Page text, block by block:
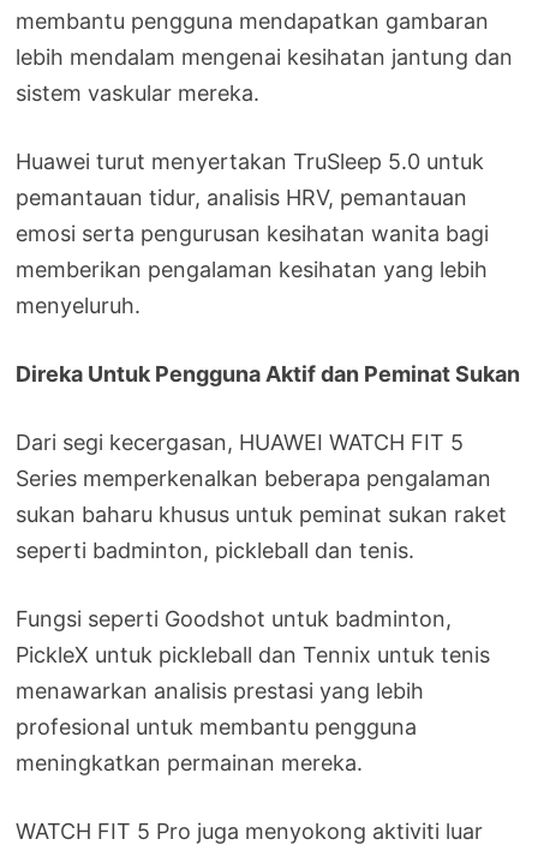
membantu pengguna mendapatkan gambaran
lebih mendalam mengenai kesihatan jantung dan
sistem vaskular mereka.
Huawei turut menyertakan TruSleep 5.0 untuk
pemantauan tidur, analisis HRV, pemantauan
emosi serta pengurusan kesihatan wanita bagi
memberikan pengalaman kesihatan yang lebih
menyeluruh.
Direka Untuk Pengguna Aktif dan Peminat Sukan
Dari segi kecergasan, HUAWEI WATCH FIT 5
Series memperkenalkan beberapa pengalaman
sukan baharu khusus untuk peminat sukan raket
seperti badminton, pickleball dan tenis.
Fungsi seperti Goodshot untuk badminton,
PickleX untuk pickleball dan Tennix untuk tenis
menawarkan analisis prestasi yang lebih
profesional untuk membantu pengguna
meningkatkan permainan mereka.
WATCH FIT 5 Pro juga menyokong aktiviti luar